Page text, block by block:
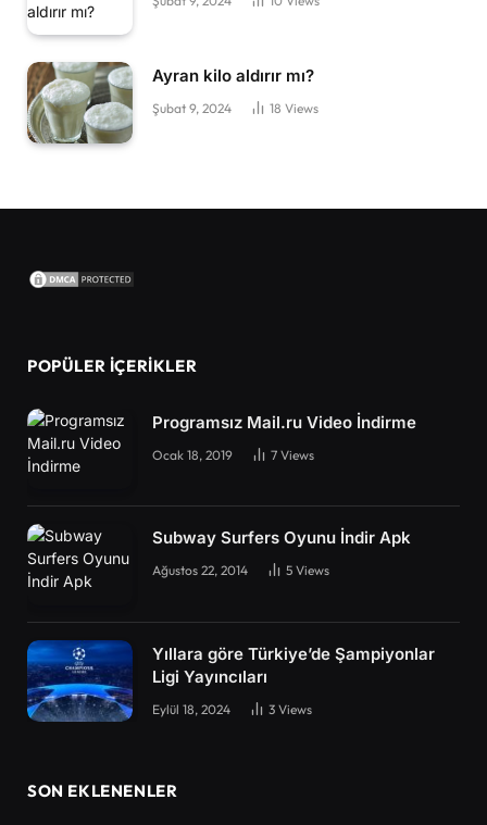
Ayran kilo aldırır mı?
Şubat 9, 2024 18 Views
POPÜLER İÇERIKLER
Programsız Mail.ru Video İndirme
Ocak 18, 2019 7 Views
Subway Surfers Oyunu İndir Apk
Ağustos 22, 2014 5 Views
Yıllara göre Türkiye’de Şampiyonlar
Ligi Yayıncıları
Eylül 18, 2024 3 Views
SON EKLENENLER